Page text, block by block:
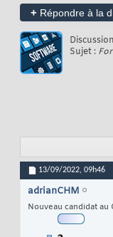
+ Répondre à la
Sujet :
13/09/2022, 09h46
adrianCHM
Nouveau candidat au